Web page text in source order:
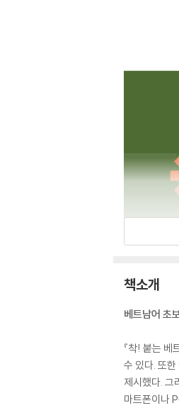
책소개
베트남어 초
『착! 붙는
수 있다. 또
제시했다. 그
마트폰이나